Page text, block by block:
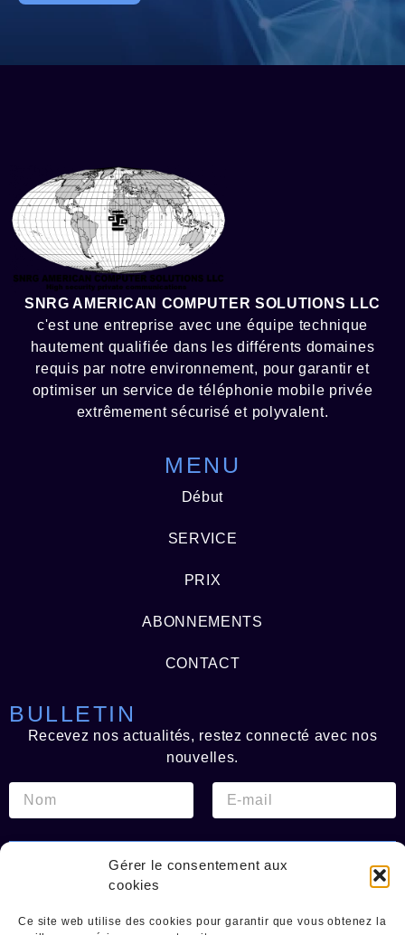
Gérer le consentement aux
cookies
Ce site web utilise des cookies pour garantir que vous obtenez la
SNRG AMERICAN COMPUTER SOLUTIONS LLC
c'est une entreprise avec une équipe technique
hautement qualifiée dans les différents domaines
requis par notre environnement, pour garantir et
optimiser un service de téléphonie mobile privée
extrêmement sécurisé et polyvalent.
MENU
Début
SERVICE
PRIX
ABONNEMENTS
CONTACT
BULLETIN
Recevez nos actualités, restez connecté avec nos
nouvelles.
Recevez nos nouvelles
Agents d'accès